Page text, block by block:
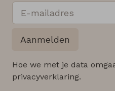
Aanmelden
Hoe we met je data
privacyverklaring.